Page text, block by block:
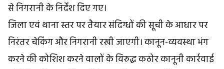
से निगरानी के निर्देश दिए गए।
जिला एवं थाना स्तर पर तैयार संदिग्धों की सूची के आधार पर
निरंतर चेकिंग और निगरानी रखी जाएगी। कानून-व्यवस्था भंग
करने की कोशिश करने वालों के विरुद्ध कठोर कानूनी कार्रवाई